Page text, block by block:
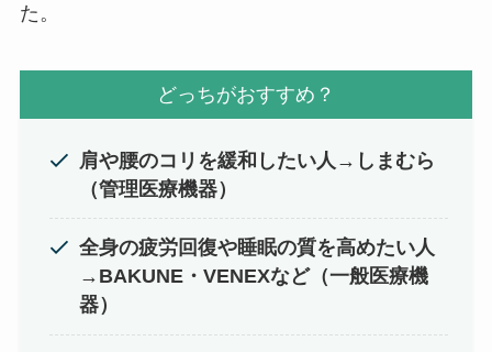
た。
どっちがおすすめ？
肩や腰のコリを緩和したい人 → しまむら
（管理医療機器）
全身の疲労回復や睡眠の質を高めたい人
→ BAKUNE・VENEXなど（一般医療機
器）